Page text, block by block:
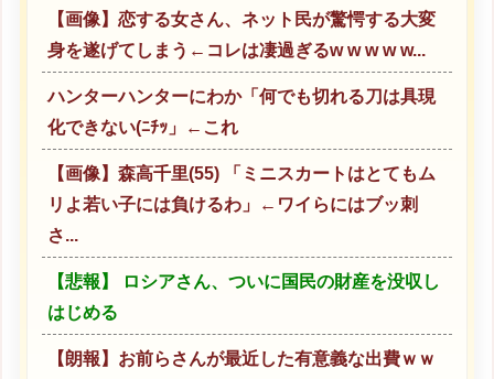
【画像】恋する女さん、ネット民が驚愕する大変
身を遂げてしまう←コレは凄過ぎるw w w w w...
ハンターハンターにわか「何でも切れる刀は具現
化できない(ﾆﾁｯ」←これ
【画像】森高千里(55) 「ミニスカートはとてもム
リよ若い子には負けるわ」←ワイらにはブッ刺
さ...
【悲報】 ロシアさん、ついに国民の財産を没収し
はじめる
【朗報】お前らさんが最近した有意義な出費ｗｗ